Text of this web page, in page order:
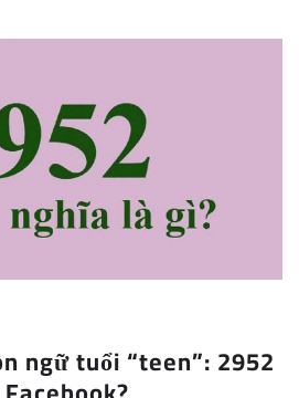
ngữ tuổi “teen”: 2952